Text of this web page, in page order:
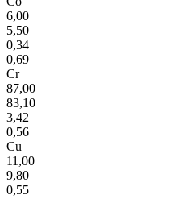
6,00
5,50
0,34
0,69
Cr
87,00
83,10
3,42
0,56
Cu
11,00
9,80
0,55